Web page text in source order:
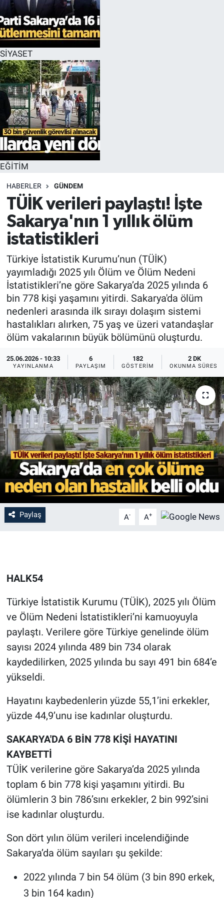
SİYASET
EĞİTİM
HABERLER GÜNDEM
TÜİK verileri paylaştı! İşte
Sakarya'nın 1 yıllık ölüm
istatistikleri
Türkiye İstatistik Kurumu’nun (TÜİK)
yayımladığı 2025 yılı Ölüm ve Ölüm Nedeni
İstatistikleri’ne göre Sakarya’da 2025 yılında 6
bin 778 kişi yaşamını yitirdi. Sakarya'da ölüm
nedenleri arasında ilk sırayı dolaşım sistemi
hastalıkları alırken, 75 yaş ve üzeri vatandaşlar
ölüm vakalarının büyük bölümünü oluşturdu.
25.06.2026 - 10:33
YAYINLANMA
6
PAYLAŞIM
182
GÖSTERIM
2 DK
OKUNMA SÜRESI
Paylaş A- A+
HALK54
Türkiye İstatistik Kurumu (TÜİK), 2025 yılı Ölüm
ve Ölüm Nedeni İstatistikleri’ni kamuoyuyla
paylaştı. Verilere göre Türkiye genelinde ölüm
sayısı 2024 yılında 489 bin 734 olarak
kaydedilirken, 2025 yılında bu sayı 491 bin 684’e
yükseldi.
Hayatını kaybedenlerin yüzde 55,1’ini erkekler,
yüzde 44,9’unu ise kadınlar oluşturdu.
SAKARYA'DA 6 BİN 778 KİŞİ HAYATINI
KAYBETTİ
TÜİK verilerine göre Sakarya’da 2025 yılında
toplam 6 bin 778 kişi yaşamını yitirdi. Bu
ölümlerin 3 bin 786’sını erkekler, 2 bin 992’sini
ise kadınlar oluşturdu.
Son dört yılın ölüm verileri incelendiğinde
Sakarya’da ölüm sayıları şu şekilde:
2022 yılında 7 bin 54 ölüm (3 bin 890 erkek,
3 bin 164 kadın)
EĞİTİM
ÖZEL HABER
HALK54 PANORAMA